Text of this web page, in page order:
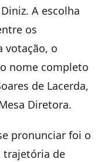
A escolha
os
votação, o
nome completo
de Lacerda,
Diretora.
pronunciar foi o
trajetória de